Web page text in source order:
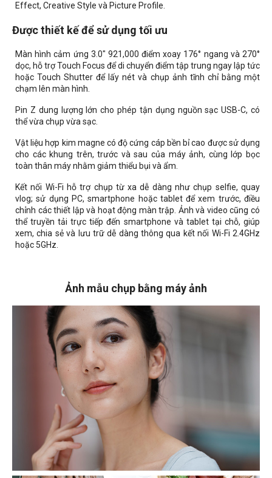
Effect, Creative Style và Picture Profile.
Được thiết kế để sử dụng tối ưu
Màn hình cảm ứng 3.0" 921,000 điểm xoay 176° ngang và 270°
dọc, hỗ trợ Touch Focus để di chuyển điểm tập trung ngay lập tức
hoặc Touch Shutter để lấy nét và chụp ảnh tĩnh chỉ bằng một
chạm lên màn hình.
Pin Z dung lượng lớn cho phép tận dụng nguồn sạc USB-C, có
thể vừa chụp vừa sạc.
Vật liệu hợp kim magne có độ cứng cáp bền bỉ cao được sử dụng
cho các khung trên, trước và sau của máy ảnh, cùng lớp bọc
toàn thân máy nhằm giảm thiểu bụi và ẩm.
Kết nối Wi-Fi hỗ trợ chụp từ xa dễ dàng như chụp selfie, quay
vlog; sử dụng PC, smartphone hoặc tablet để xem trước, điều
chỉnh các thiết lập và hoạt động màn trập. Ảnh và video cũng có
thể truyền tải trực tiếp đến smartphone và tablet tại chỗ, giúp
xem, chia sẻ và lưu trữ dễ dàng thông qua kết nối Wi-Fi 2.4GHz
hoặc 5GHz.
Ảnh mẫu chụp bằng máy ảnh